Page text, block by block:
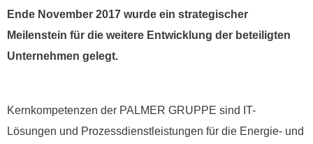
Ende November 2017 wurde ein strategischer
Meilenstein für die weitere Entwicklung der beteiligten
Unternehmen gelegt.
Kernkompetenzen der PALMER GRUPPE sind IT-
Lösungen und Prozessdienstleistungen für die Energie- und